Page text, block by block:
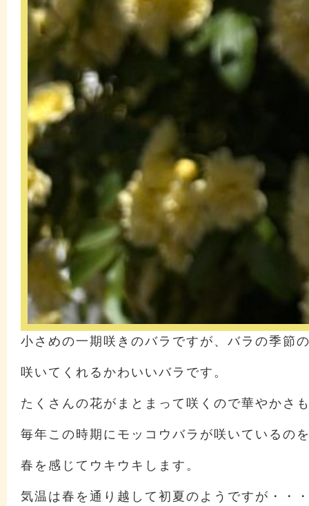
小さめの一期咲きのバラですが、バラの季節
咲いてくれるかわいいバラです。
たくさんの花がまとまって咲くので華やかさ
毎年この時期にモッコウバラが咲いているの
春を感じてウキウキします。
気温は春を通り越して初夏のようですが・・